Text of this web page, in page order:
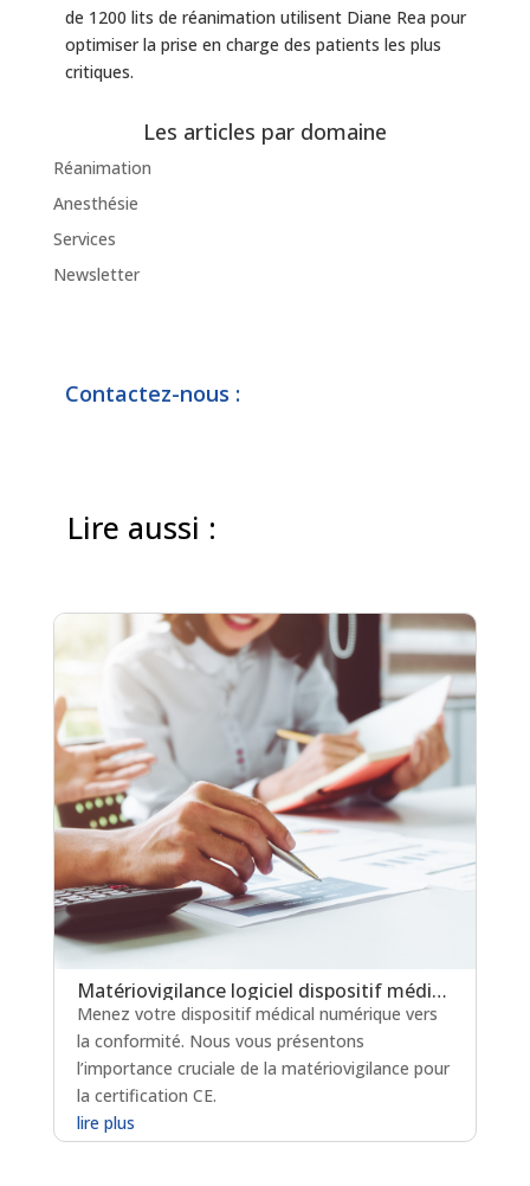
de 1200 lits de réanimation utilisent Diane Rea pour
optimiser la prise en charge des patients les plus
critiques.
Les articles par domaine
Réanimation
Anesthésie
Services
Newsletter
Contactez-nous :
Lire aussi :
Matériovigilance logiciel dispositif médical : un levier clé pour la certification en soins critiques
Menez votre dispositif médical numérique vers
la conformité. Nous vous présentons
l’importance cruciale de la matériovigilance pour
la certification CE.
lire plus